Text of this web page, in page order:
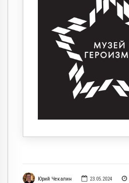
Юрий Чекалин 23.05.2024